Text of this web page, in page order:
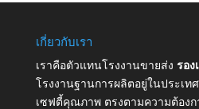
เกี่ยวกับเรา
เราคือตัวแทนโรงงานขายส่ง รอง
โรงงานฐานการผลิตอยู่ในประเท
เซฟตี้คุณภาพ ตรงตามความต้อง